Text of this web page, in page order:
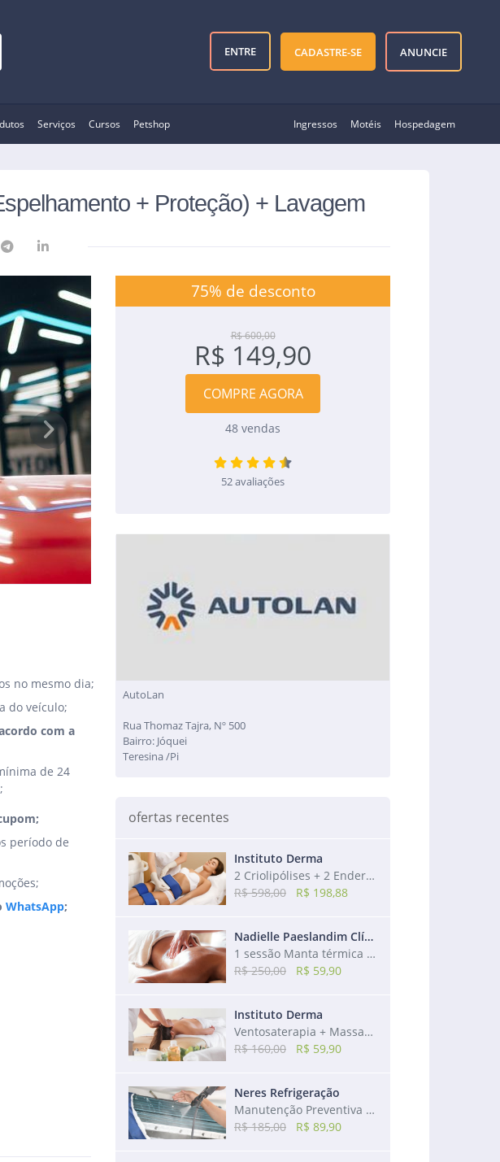
ENTRE CADASTRE-SE ANUNCIE
Serviços Cursos Petshop Ingressos Motéis Hospedagem
+ Proteção) + Lavagem
Next
no mesmo dia;
do veículo;
com a
de 24
período de
WhatsApp;
75% de desconto
R$ 600,00
R$ 149,90
COMPRE AGORA
48 vendas
52 avaliações
AutoLan
Rua Thomaz Tajra, Nº 500
Bairro: Jóquei
Teresina /Pi
ofertas recentes
Instituto Derma
2 Criolipólises + 2 Endermos + 2 Drenagens + 2 Modeladoras + 2 Utrassons
R$ 598,00
R$ 198,88
Nadielle Paeslandim Clínica de Estética
1 sessão Manta térmica + 1 sessão de Massagem redutora + 1 sessão de Drenagem
R$ 250,00
R$ 59,90
Instituto Derma
Ventosaterapia + Massagem Relaxante + Bônus: Massagem Craniana
R$ 160,00
R$ 59,90
Neres Refrigeração
Manutenção Preventiva de ar-condicionado de 7.500 a 24.000 btus
R$ 185,00
R$ 89,90